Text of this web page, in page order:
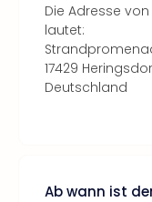
Die Adresse von
lautet:
17429
Deutschland
Ab wann ist